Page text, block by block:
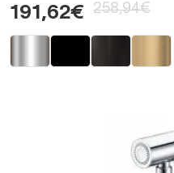
191,62€ 258,94€